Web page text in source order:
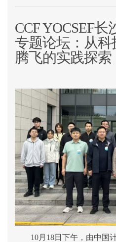
CCF YOCSEF长
专题论坛：从
腾飞的实践探索
10月 18日下午，由中国